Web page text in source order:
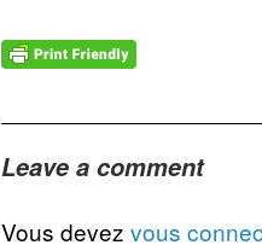
Leave a comment
Vous devez vous